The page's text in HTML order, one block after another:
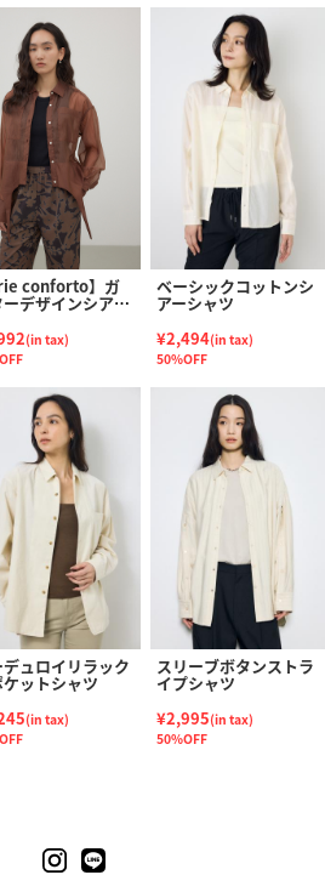
conforto】ガ
ーデザインシアー
ートシャツ
(in tax)
ベーシックコットンシ
アーシャツ
¥2,494(in tax)
50%OFF
デュロイリラック
ケットシャツ
(in tax)
スリーブボタンストラ
イプシャツ
¥2,995(in tax)
50%OFF